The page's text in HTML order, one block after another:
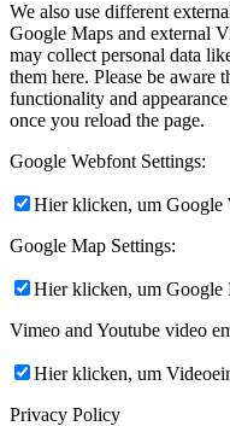
We also use different
Google Maps and external
may collect personal data
them here. Please be aware
functionality and
once you reload the page.
Google Webfont Settings:
Hier klicken, um Google
Google Map Settings:
Hier klicken, um Google
Vimeo and Youtube video
Hier klicken, um
Privacy Policy